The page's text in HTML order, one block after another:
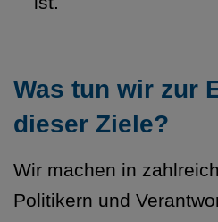
Was tun wir zur
dieser Ziele?
Wir machen in
Politikern und